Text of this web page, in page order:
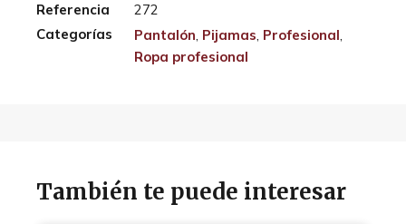
Referencia
272
Categorías
Pantalón, Pijamas, Profesional,
Ropa profesional
También te puede interesar